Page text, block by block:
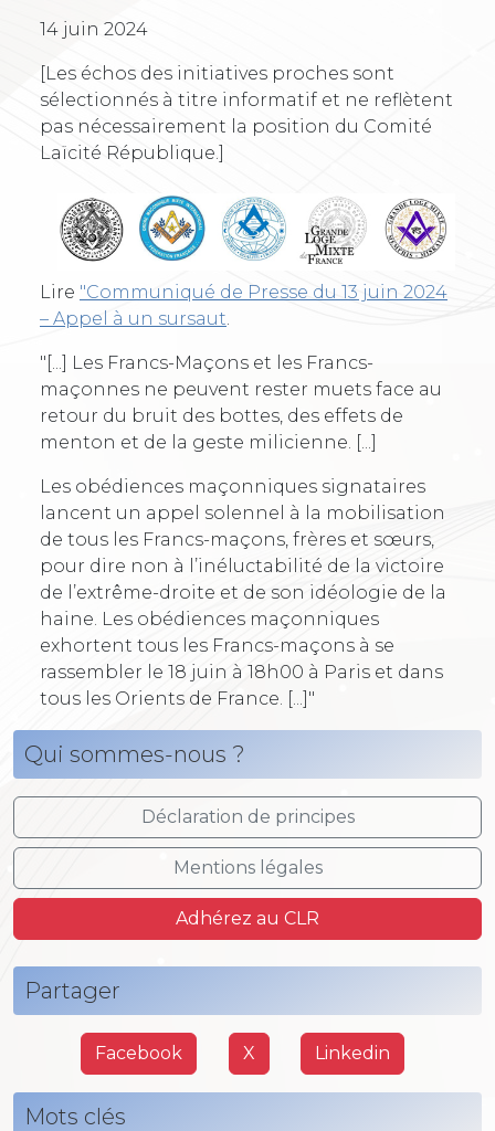
14 juin 2024
[Les échos des initiatives proches sont
sélectionnés à titre informatif et ne reflètent
pas nécessairement la position du Comité
Laïcité République.]
Lire "Communiqué de Presse du 13 juin 2024
– Appel à un sursaut.
"[...] Les Francs-Maçons et les Francs-
maçonnes ne peuvent rester muets face au
retour du bruit des bottes, des effets de
menton et de la geste milicienne. [...]
Les obédiences maçonniques signataires
lancent un appel solennel à la mobilisation
de tous les Francs-maçons, frères et sœurs,
pour dire non à l’inéluctabilité de la victoire
de l’extrême-droite et de son idéologie de la
haine. Les obédiences maçonniques
exhortent tous les Francs-maçons à se
rassembler le 18 juin à 18h00 à Paris et dans
tous les Orients de France. [...]"
Qui sommes-nous ?
Déclaration de principes
Mentions légales
Adhérez au CLR
Partager
Facebook X Linkedin
Mots clés